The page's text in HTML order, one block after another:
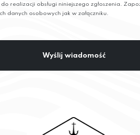
realizacji obsługi niniejszego zgłoszenia.
danych osobowych jak w załączniku.